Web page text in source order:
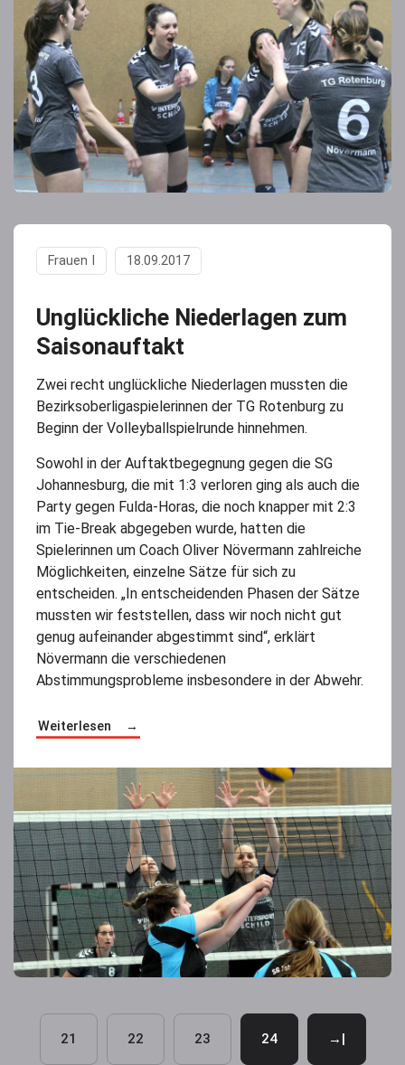
Unglückliche Niederlagen zum
Saisonauftakt
Frauen I 18.09.2017
Zwei recht unglückliche Niederlagen mussten die
Bezirksoberligaspielerinnen der TG Rotenburg zu
Beginn der Volleyballspielrunde hinnehmen.
Sowohl in der Auftaktbegegnung gegen die SG
Johannesburg, die mit 1:3 verloren ging als auch die
Party gegen Fulda-Horas, die noch knapper mit 2:3
im Tie-Break abgegeben wurde, hatten die
Spielerinnen um Coach Oliver Növermann zahlreiche
Möglichkeiten, einzelne Sätze für sich zu
entscheiden. „In entscheidenden Phasen der Sätze
mussten wir feststellen, dass wir noch nicht gut
genug aufeinander abgestimmt sind“, erklärt
Növermann die verschiedenen
Abstimmungsprobleme insbesondere in der Abwehr.
Weiterlesen
21 22 23 24 →|